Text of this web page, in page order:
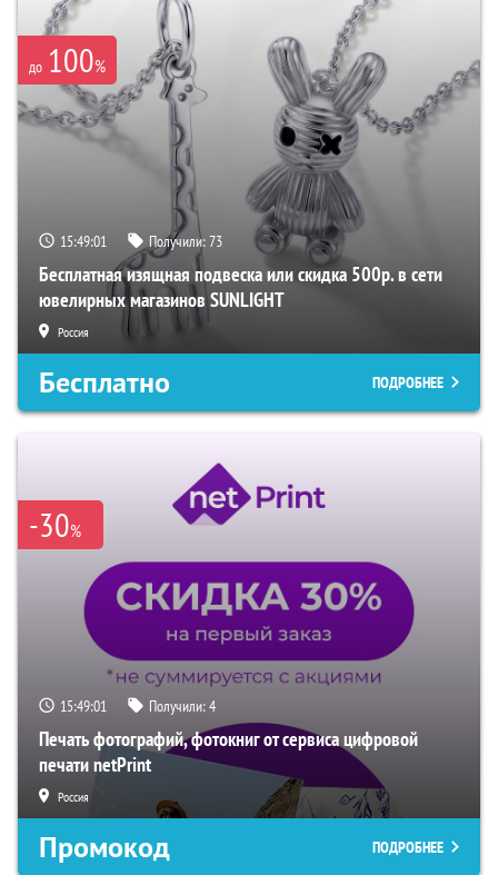
до 100%
15:49:00 Получили:73
Бесплатная изящная подвеска или скидка 500р. в сети
ювелирных магазинов SUNLIGHT
Россия
Бесплатно ПОДРОБНЕЕ
-30%
15:49:00 Получили:4
Печать фотографий, фотокниг от сервиса цифровой
печати netPrint
Россия
Промокод ПОДРОБНЕЕ